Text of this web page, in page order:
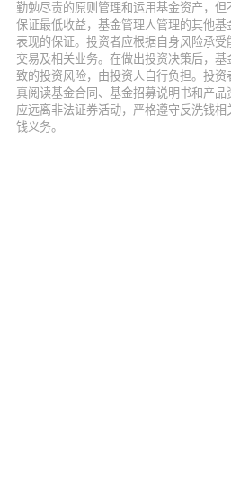
勤勉尽责的原则管理和运用基金资产，
保证最低收益，基金管理人管理的其他
表现的保证。投资者应根据自身风险承
交易及相关业务。在做出投资决策后，基
致的投资风险，由投资人自行负担。投
真阅读基金合同、基金招募说明书和产
应远离非法证券活动，严格遵守反洗钱
钱义务。